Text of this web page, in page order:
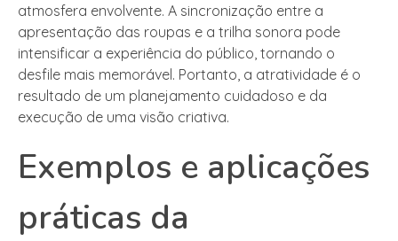
atmosfera envolvente. A sincronização entre a
apresentação das roupas e a trilha sonora pode
intensificar a experiência do público, tornando o
desfile mais memorável. Portanto, a atratividade é o
resultado de um planejamento cuidadoso e da
execução de uma visão criativa.
Exemplos e aplicações
práticas da